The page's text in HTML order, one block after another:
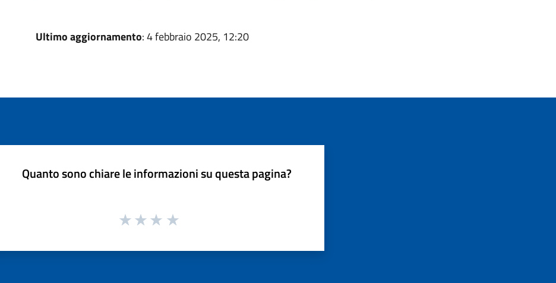
Ultimo aggiornamento: 4 febbraio 2025, 12:20
Quanto sono chiare le informazioni su questa pagina?